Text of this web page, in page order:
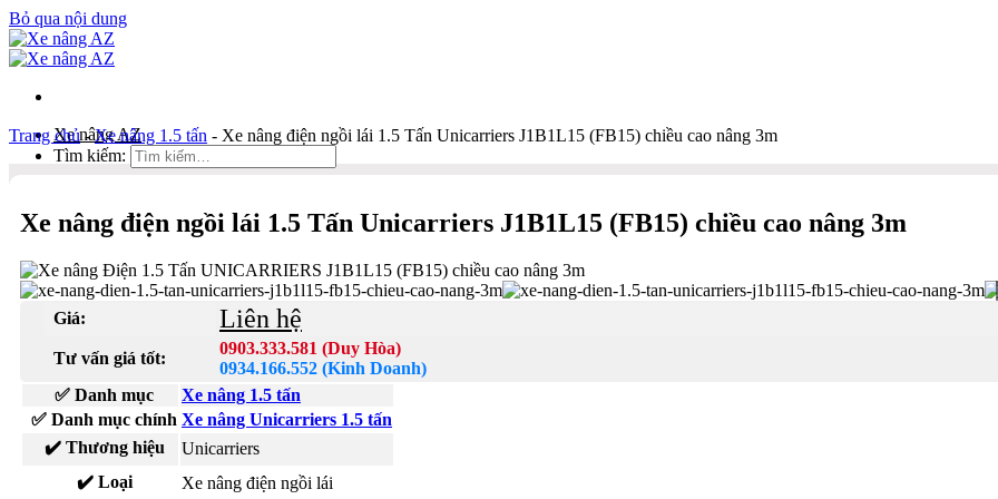
Bỏ qua nội dung
Xe nâng AZ
Tìm kiếm:
Duy Hòa
0903 333 581
Kinh Doanh
0934 166 552
Bản đồ
Trang chủ-Xe nâng 1.5 tấn - Xe nâng điện ngồi lái 1.5 Tấn Unicarriers J1B1L15 (FB15) chiều cao nâng 3m
Xe nâng điện ngồi lái 1.5 Tấn Unicarriers J1B1L15 (FB15) chiều cao nâng 3m
Giá: Liên hệ
Tư vấn giá tốt:
0903.333.581 (Duy Hòa)
0934.166.552 (Kinh Doanh)
✅ Danh mục
Xe nâng 1.5 tấn
✅ Danh mục chính Xe nâng Unicarriers 1.5 tấn
✔️ Thương hiệu
Unicarriers
✔️ Loại
Xe nâng điện ngồi lái